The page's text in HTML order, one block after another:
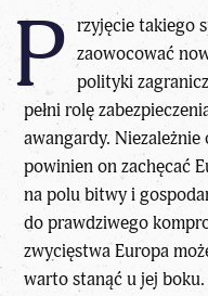
P rzyjęcie takiego
zaowocować
polityki
pełni rolę
awangardy.
powinien on zachęcać
na polu bitwy i
do prawdziwego
zwycięstwa Europa
warto stanąć u jej boku.